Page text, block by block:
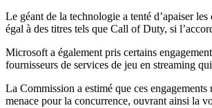
Le géant de la technologie a tenté d’apaiser
égal à des titres tels que Call of Duty, si
Microsoft a également pris certains
fournisseurs de services de jeu en streaming
La Commission a estimé que ces engagements
menace pour la concurrence, ouvrant ainsi la